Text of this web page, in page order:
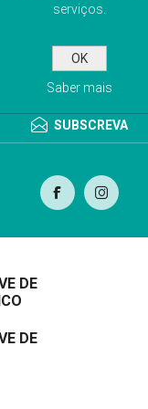
a nossa newsletter para
SUBSCREVA
DE
DE
serviços.
OK
Saber mais